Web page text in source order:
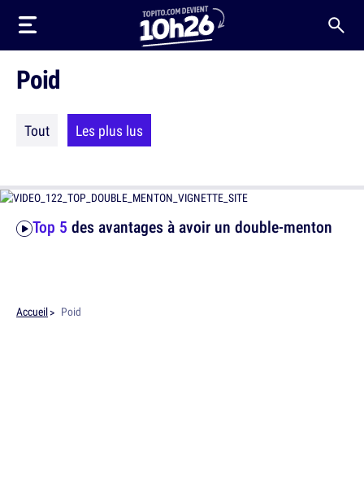
Poid
Tout Les plus lus
Top 5 des avantages à avoir un double-menton
Accueil Poid